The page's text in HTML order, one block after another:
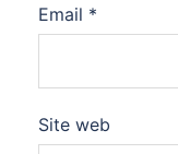
Email *
Site web